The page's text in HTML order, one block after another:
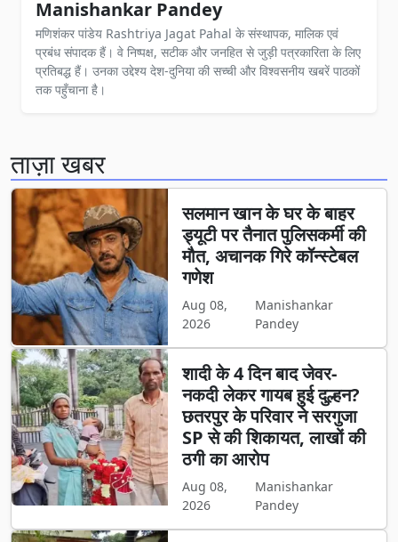
Manishankar Pandey
मणिशंकर पांडेय Rashtriya Jagat Pahal के संस्थापक, मालिक एवं
प्रबंध संपादक हैं। वे निष्पक्ष, सटीक और जनहित से जुड़ी पत्रकारिता के लिए
प्रतिबद्ध हैं। उनका उद्देश्य देश-दुनिया की सच्ची और विश्वसनीय खबरें पाठकों
तक पहुँचाना है।
ताज़ा खबर
सलमान खान के घर के बाहर
ड्यूटी पर तैनात पुलिसकर्मी की
मौत, अचानक गिरे कॉन्स्टेबल
गणेश
Aug 08,
2026
Manishankar
Pandey
शादी के 4 दिन बाद जेवर-
नकदी लेकर गायब हुई दुल्हन?
छतरपुर के परिवार ने सरगुजा
SP से की शिकायत, लाखों की
ठगी का आरोप
Aug 08,
2026
Manishankar
Pandey